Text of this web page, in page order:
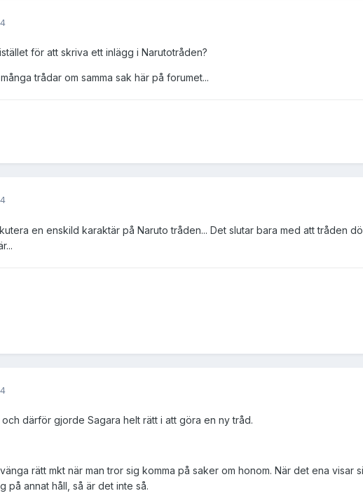
för att skriva ett inlägg i Narutotråden?
trådar om samma sak här på forumet...
en enskild karaktär på Naruto tråden... Det slutar bara med att tråden
därför gjorde Sagara helt rätt i att göra en ny tråd.
rätt mkt när man tror sig komma på saker om honom. När det ena
på annat håll, så är det inte så.